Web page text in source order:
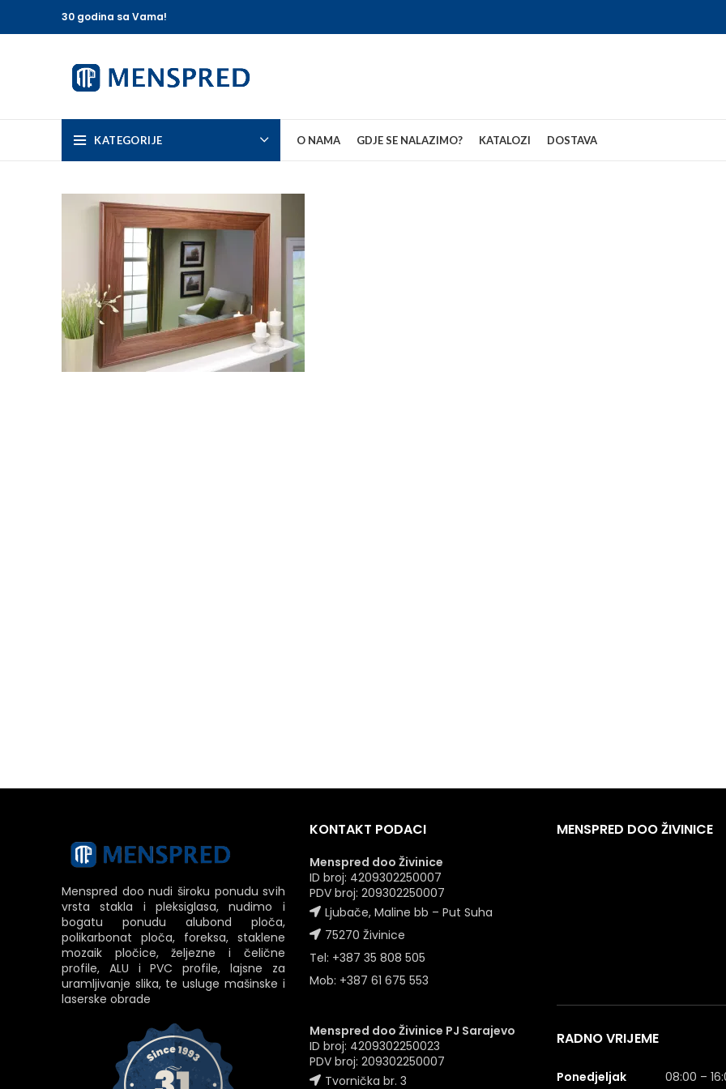
30 godina sa Vama!
KATEGORIJE O NAMA GDJE SE NALAZIMO? KATALOZI DOSTAVA
Menspred doo nudi široku ponudu svih
vrsta stakla i pleksiglasa, nudimo i
bogatu ponudu alubond ploča,
polikarbonat ploča, foreksa, staklene
mozaik pločice, željezne i čelične
profile, ALU i PVC profile, lajsne za
uramljivanje slika, te usluge mašinske i
laserske obrade
KONTAKT PODACI
Menspred doo Živinice
ID broj: 4209302250007
PDV broj: 209302250007
Ljubače, Maline bb – Put Suha
75270 Živinice
Tel: +387 35 808 505
Mob: +387 61 675 553
Menspred doo Živinice PJ Sarajevo
ID broj: 4209302250023
PDV broj: 209302250007
Tvornička br. 3
MENSPRED DOO ŽIVINICE
RADNO VRIJEME
Ponedjeljak 08:00 –